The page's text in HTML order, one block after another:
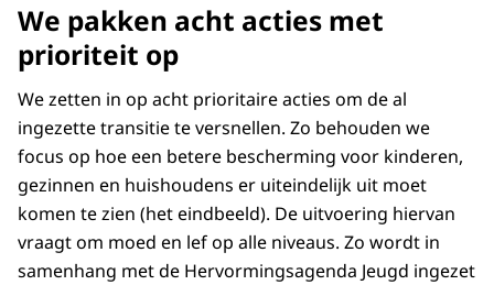
We pakken acht acties met
prioriteit op
We zetten in op acht prioritaire acties om de al
ingezette transitie te versnellen. Zo behouden we
focus op hoe een betere bescherming voor kinderen,
gezinnen en huishoudens er uiteindelijk uit moet
komen te zien (het eindbeeld). De uitvoering hiervan
vraagt om moed en lef op alle niveaus. Zo wordt in
samenhang met de Hervormingsagenda Jeugd ingezet